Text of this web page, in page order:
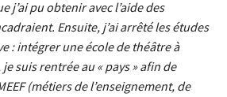
j’ai pu obtenir avec l’aide des
Ensuite, j’ai arrêté les études
: intégrer une école de théâtre à
suis rentrée au « pays » afin de
(métiers de l’enseignement, de